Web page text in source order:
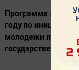
Программа
году по
молодежи
государственных